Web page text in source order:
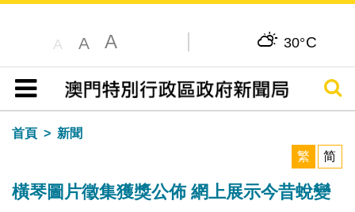
A A A 30°C
目錄
搜尋
首頁
新聞
繁
简
橫琴圖片徵集獲獎公佈 網上展示今昔蛻變